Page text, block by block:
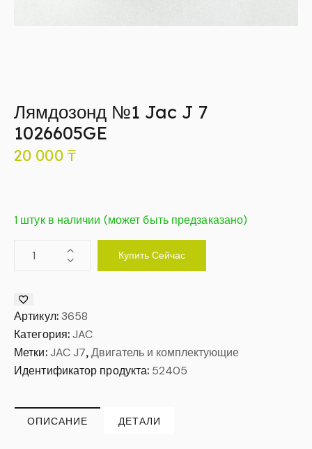
Лямдозонд №1 Jac J 7
1026605GE
20 000 ₸
1 штук в наличии (может быть предзаказано)
Купить Сейчас
Артикул: 3658
Категория:JAC
Метки: JAC J7, Двигатель и комплектующие
Идентификатор продукта: 52405
ОПИСАНИЕ ДЕТАЛИ